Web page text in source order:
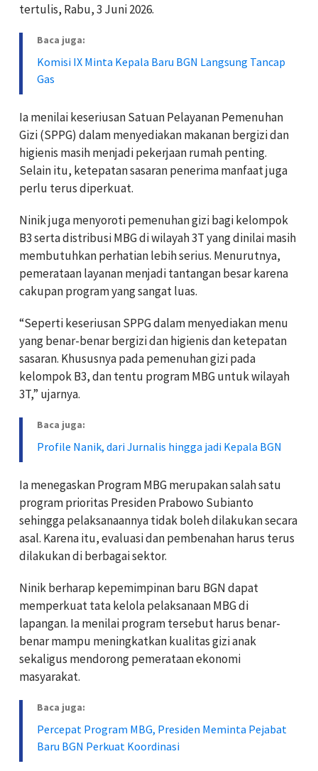
tertulis, Rabu, 3 Juni 2026.
Baca juga:
Komisi IX Minta Kepala Baru BGN Langsung Tancap
Gas
Ia menilai keseriusan Satuan Pelayanan Pemenuhan
Gizi (SPPG) dalam menyediakan makanan bergizi dan
higienis masih menjadi pekerjaan rumah penting.
Selain itu, ketepatan sasaran penerima manfaat juga
perlu terus diperkuat.
Ninik juga menyoroti pemenuhan gizi bagi kelompok
B3 serta distribusi MBG di wilayah 3T yang dinilai masih
membutuhkan perhatian lebih serius. Menurutnya,
pemerataan layanan menjadi tantangan besar karena
cakupan program yang sangat luas.
“Seperti keseriusan SPPG dalam menyediakan menu
yang benar-benar bergizi dan higienis dan ketepatan
sasaran. Khususnya pada pemenuhan gizi pada
kelompok B3, dan tentu program MBG untuk wilayah
3T,” ujarnya.
Baca juga:
Profile Nanik, dari Jurnalis hingga jadi Kepala BGN
Ia menegaskan Program MBG merupakan salah satu
program prioritas Presiden Prabowo Subianto
sehingga pelaksanaannya tidak boleh dilakukan secara
asal. Karena itu, evaluasi dan pembenahan harus terus
dilakukan di berbagai sektor.
Ninik berharap kepemimpinan baru BGN dapat
memperkuat tata kelola pelaksanaan MBG di
lapangan. Ia menilai program tersebut harus benar-
benar mampu meningkatkan kualitas gizi anak
sekaligus mendorong pemerataan ekonomi
masyarakat.
Baca juga:
Percepat Program MBG, Presiden Meminta Pejabat
Baru BGN Perkuat Koordinasi